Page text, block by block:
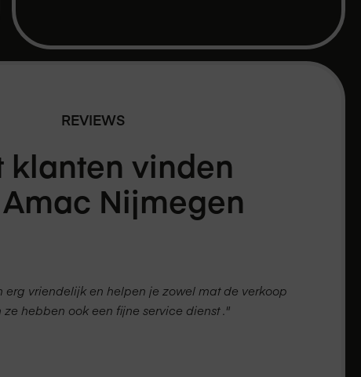
REVIEWS
klanten vinden
Nijmegen
erg vriendelijk en helpen je zowel mat de verkoop
hebben ook een fijne service dienst ."